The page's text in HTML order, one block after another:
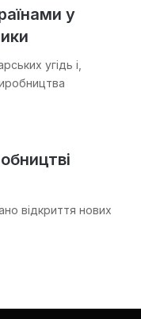
у
угідь і,
відкриття нових